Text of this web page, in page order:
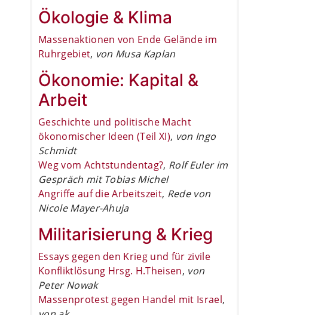
Ökologie & Klima
Massenaktionen von Ende Gelände im
Ruhrgebiet, von Musa Kaplan
Ökonomie: Kapital &
Arbeit
Geschichte und politische Macht
ökonomischer Ideen (Teil XI), von Ingo
Schmidt
Weg vom Achtstundentag?, Rolf Euler im
Gespräch mit Tobias Michel
Angriffe auf die Arbeitszeit, Rede von
Nicole Mayer-Ahuja
Militarisierung & Krieg
Essays gegen den Krieg und für zivile
Konfliktlösung Hrsg. H.Theisen, von
Peter Nowak
Massenprotest gegen Handel mit Israel,